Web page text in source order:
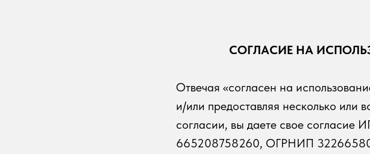
СОГЛАСИЕ НА
Отвечая «согласен на
и/или предоставляя несколько или
согласии, вы даете свое
665208758260, ОГРНИП